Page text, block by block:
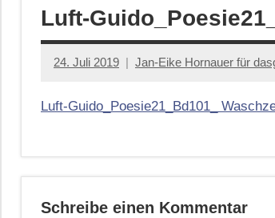
ZeitschriftLuft-
24. Juli 2019 Jan-Eike Hornauer für
Luft-Guido_Poesie21_Bd101_
Schreibe einen Kommentar